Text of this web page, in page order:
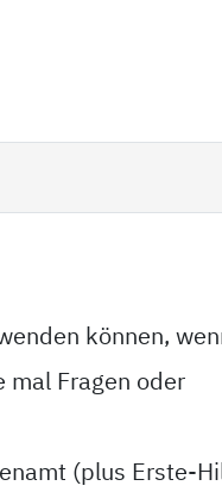
können,
mal Fragen oder
(plus Erste-